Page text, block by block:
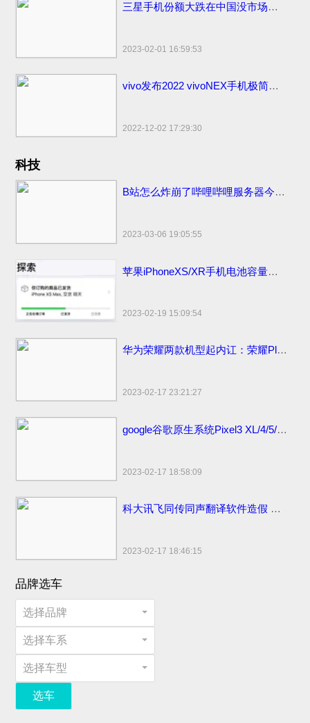
三星手机份额大跌在中国没市场了！国内市场占有率仅剩1%国外比苹果销量高
2023-02-01 16:59:53
vivo发布2022 vivoNEX手机极简易浏览器下载：简洁流畅无广告！
2022-12-02 17:29:30
科技
B站怎么炸崩了哔哩哔哩服务器今日怎么又炸挂了？技术团队公开早先原因
2023-03-06 19:05:55
苹果iPhoneXS/XR手机电池容量续航最强？答案揭晓
2023-02-19 15:09:54
华为荣耀两款机型起内讧：荣耀Play官方价格同价同配该如何选？
2023-02-17 23:21:27
google谷歌原生系统Pixel3 XL/4/5/6 pro手机价格：刘海屏设计顶配版曾卖6900元
2023-02-17 18:58:09
科大讯飞同传同声翻译软件造假 浮夸不能只罚酒三杯
2023-02-17 18:46:15
品牌选车
选择品牌
选择车系
选择车型
选车